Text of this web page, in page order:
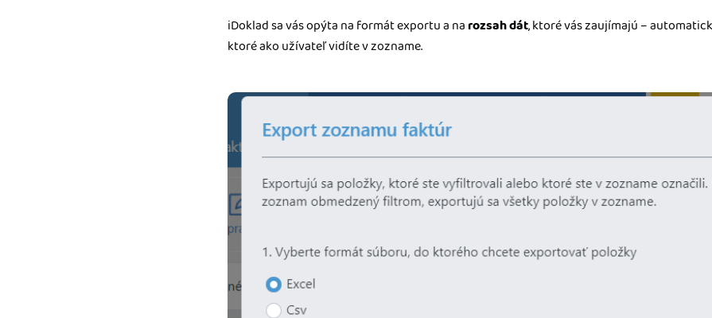
iDoklad sa vás opýta na formát exportu a narozsah dát, ktoré vás zaujímajú –
ktoré ako užívateľ vidíte v zozname.